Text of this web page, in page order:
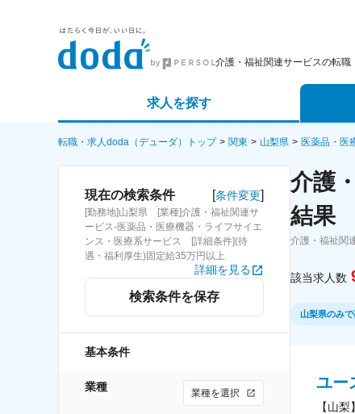
介護・福祉関連サービスの転職
求人を探す
詳細条件から探す
求人特集から探す
エージ
スカウ
パート
転職・求人doda（デューダ）トップ 関東 山梨県 医薬品・医
現在の検索条件 [条件変更]
[勤務地]山梨県 [業種]介護・福祉関連サ
ービス-医薬品・医療機器・ライフサイエ
ンス・医療系サービス [詳細条件](待
遇・福利厚生)固定給35万円以上
詳細を見る
検索条件を保存
基本条件
業種 業種を選択
介護
結果
介護・福祉関
該当求人数
山梨県のみで
ユー
【山